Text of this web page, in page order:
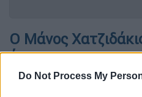
Do Not Process My
Ο Μάνος
έργα
«Ο Μεγάλος Ερωτικός